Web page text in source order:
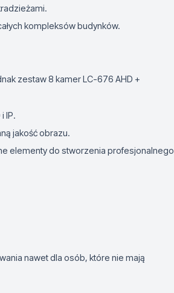
kompleksów budynków.
zestaw 8 kamer LC-676 AHD +
IP.
jakość obrazu.
elementy do stworzenia profesjonalnego
nawet dla osób, które nie mają